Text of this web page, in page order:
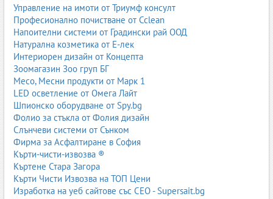
Излагане на директно слънце за дълги периоди.
Липса на редовна поддръжка при естествена кожа.
Екологични аспекти
Темата за кожите неизбежно е свързана с екологията и
устойчивото развитие. Естествената кожа е страничен продукт
от месната индустрия, но обработката ѝ изисква химикали и
ресурси. Изкуствените кожи пък са на основата на пластмаси и
имат своя екологичен отпечатък.
Все по-често се разработват:
Веган кожи– материали без животински произход.
Биоматериали– кожи от гъби, ананасови влакна,
ябълкови отпадъци и др.
Рециклирани материали– повторна употреба на
Управление на имоти от Триумф консулт
Професионално почистване от Cclean
Напоителни системи от Градински рай ООД
Натурална козметика от Е-лек
Интериорен дизайн от Концепта
Зоомагазин Зоо груп БГ
Месо, Месни продукти от Марк 1
LED осветление от Омега Лайт
Шпионско оборудване от Spy.bg
Фолио за стъкла от Фолия дизайн
Слънчеви системи от Сънком
Фирма за Асфалтиране в София
Кърти-чисти-извозва ®
Къртене Стара Загора
Кърти Чисти Извозва на ТОП Цени
Изработка на уеб сайтове със СЕО - Supersait.bg